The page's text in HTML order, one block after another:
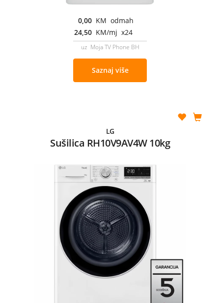
0,00 KM odmah
24,50 KM/mj x24
uz Moja TV Phone BH
Saznaj više
LG
Sušilica RH10V9AV4W 10kg